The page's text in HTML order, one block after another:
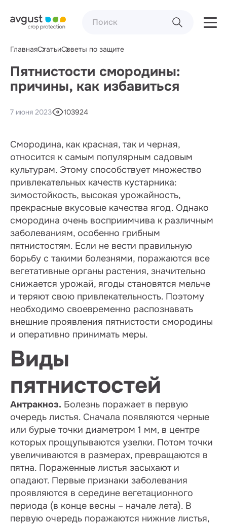
ГлавнаяСтатьиСоветы по защите
Пятнистости смородины:
причины, как избавиться
7 июня 2023 103924
Смородина, как красная, так и черная,
относится к самым популярным садовым
культурам. Этому способствует множество
привлекательных качеств кустарника:
зимостойкость, высокая урожайность,
прекрасные вкусовые качества ягод. Однако
смородина очень восприимчива к различным
заболеваниям, особенно грибным
пятнистостям. Если не вести правильную
борьбу с такими болезнями, поражаются все
вегетативные органы растения, значительно
снижается урожай, ягоды становятся мельче
и теряют свою привлекательность. Поэтому
необходимо своевременно распознавать
внешние проявления пятнистости смородины
и оперативно принимать меры.
Виды
пятнистостей
Антракноз. Болезнь поражает в первую
очередь листья. Сначала появляются черные
или бурые точки диаметром 1 мм, в центре
которых прощупываются узелки. Потом точки
увеличиваются в размерах, превращаются в
пятна. Пораженные листья засыхают и
опадают. Первые признаки заболевания
проявляются в середине вегетационного
периода (в конце весны – начале лета). В
первую очередь поражаются нижние листья,